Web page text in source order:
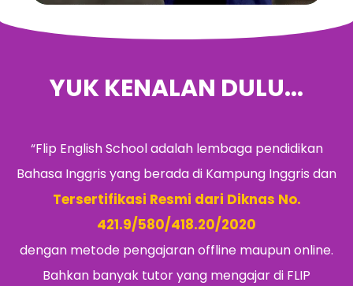
YUK KENALAN DULU...
“Flip English School adalah lembaga pendidikan
Bahasa Inggris yang berada di Kampung Inggris dan
Tersertifikasi Resmi dari Diknas No.
421.9/580/418.20/2020
dengan metode pengajaran offline maupun online.
Bahkan banyak tutor yang mengajar di FLIP